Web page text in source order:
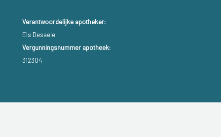
Verantwoordelijke apotheker:
Els Desaele
Vergunningsnummer apotheek:
312304